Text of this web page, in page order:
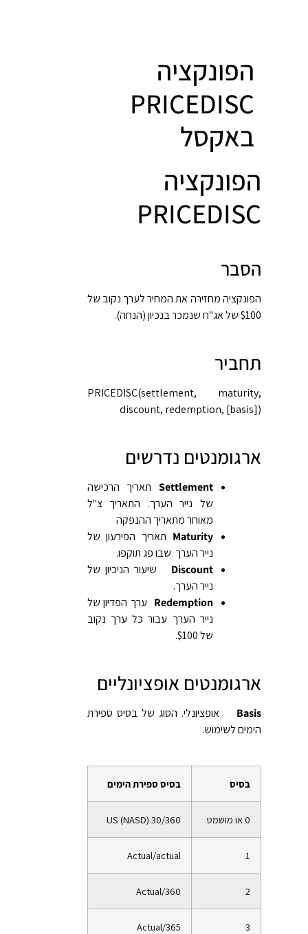
הפונקציה
PRICEDISC
באקסל
הפונקציה
PRICEDISC
הסבר
הפונקציה מחזירה את המחיר לערך נקוב של
$100 של אג"ח שנמכר בנכיון (הנחה).
תחביר
‎PRICEDISC(settlement, maturity,
discount, redemption, [basis])‎
ארגומנטים נדרשים
Settlement תאריך הרכישה
של נייר הערך. התאריך צ"ל
מאוחר מתאריך ההנפקה
Maturity תאריך הפירעון של
נייר הערך שבו פג תוקפו.
Discount שיעור הניכיון של
נייר הערך.
Redemption ערך הפדיון של
נייר הערך עבור כל ערך נקוב
של $100.
ארגומנטים אופציונליים
Basis אופציונלי. הסוג של בסיס ספירת
הימים לשימוש.
בסיס בסיס ספירת הימים
0 או מושמט US (NASD) 30/360
1
Actual/actual
2
Actual/360
3
Actual/365